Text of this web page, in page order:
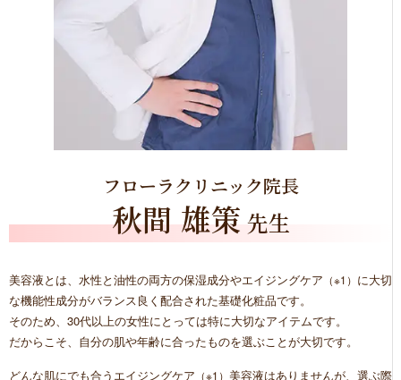
フローラクリニック院長
秋間 雄策 先生
美容液とは、水性と油性の両方の保湿成分やエイジングケア （※1） に大切
な機能性成分がバランス良く配合された基礎化粧品です。
そのため、30代以上の女性にとっては特に大切なアイテムです。
だからこそ、自分の肌や年齢に合ったものを選ぶことが大切です。
どんな肌にでも合うエイジングケア （※1） 美容液はありませんが、選ぶ際